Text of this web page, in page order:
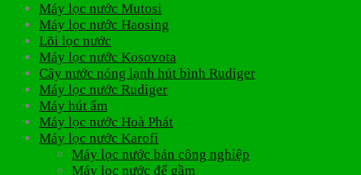
Máy lọc nước Mutosi
Máy lọc nước Haosing
Lõi lọc nước
Máy lọc nước Kosovota
Cây nước nóng lạnh hút bình Rudiger
Máy lọc nước Rudiger
Máy hút ẩm
Máy lọc nước Hoà Phát
Máy lọc nước Karofi
Máy lọc nước bán công nghiệp
Máy lọc nước để gầm